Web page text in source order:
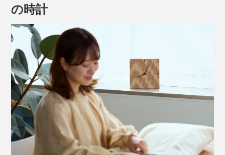
あなたの大切な人が歩んできた“これまで”を讃えて、“こ
は、きっとふさわしいでしょう。
の時計